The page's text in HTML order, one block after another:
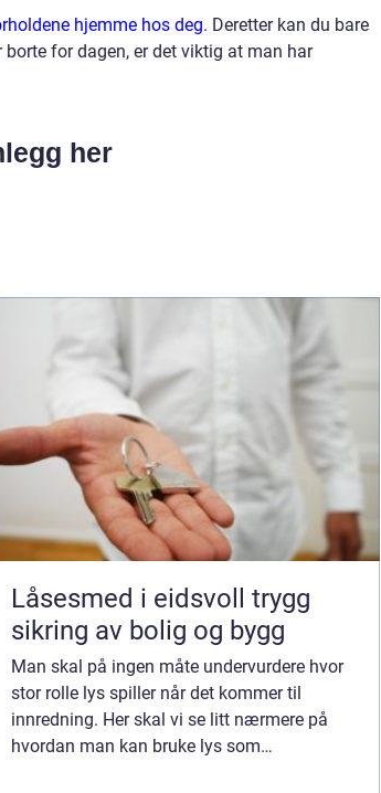
hjemme hos deg. Deretter kan du bare
for dagen, er det viktig at man har
her
Låsesmed i eidsvoll trygg
sikring av bolig og bygg
Man skal på ingen måte undervurdere hvor
stor rolle lys spiller når det kommer til
innredning. Her skal vi se litt nærmere på
hvordan man kan bruke lys som